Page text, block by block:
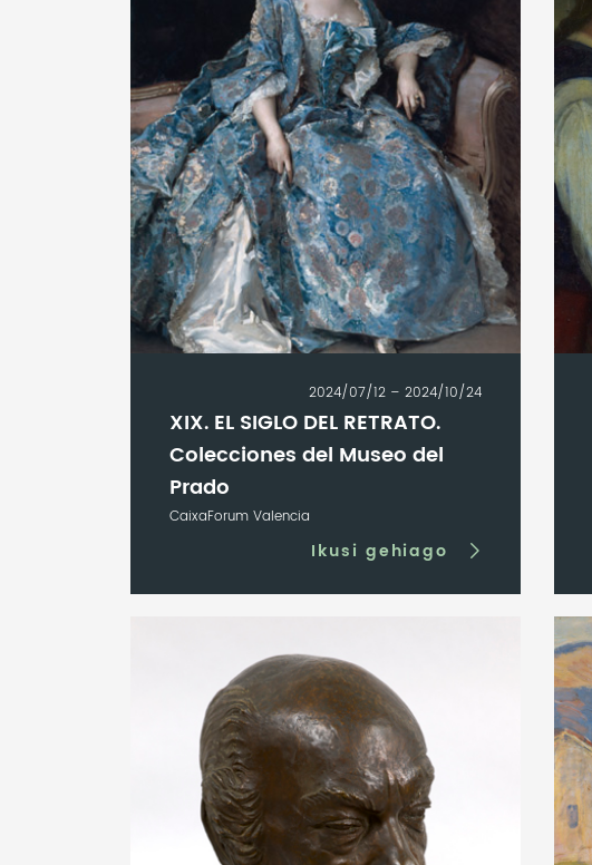
2024/07/12 – 2024/10/24
XIX. EL SIGLO DEL RETRATO.
Colecciones del Museo del
Prado
CaixaForum Valencia
Ikusi gehiago